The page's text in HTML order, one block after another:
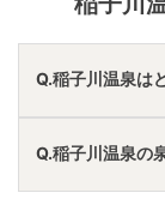
Q.稲子川温泉は
A. 稲子川温泉 は
車でお越しの
電車でお越し
Q.稲子川温泉の